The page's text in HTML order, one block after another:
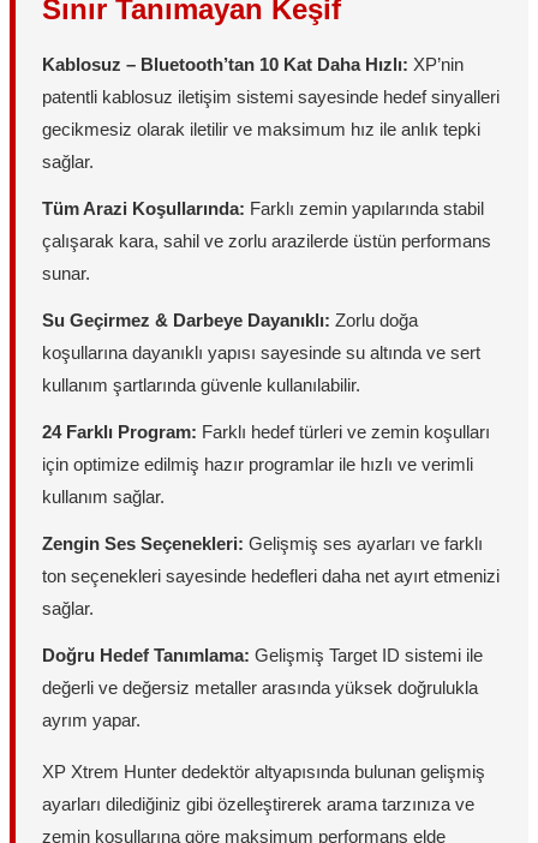
Sınır Tanımayan Keşif
Kablosuz – Bluetooth’tan 10 Kat Daha Hızlı: XP’nin
patentli kablosuz iletişim sistemi sayesinde hedef sinyalleri
gecikmesiz olarak iletilir ve maksimum hız ile anlık tepki
sağlar.
Tüm Arazi Koşullarında: Farklı zemin yapılarında stabil
çalışarak kara, sahil ve zorlu arazilerde üstün performans
sunar.
Su Geçirmez & Darbeye Dayanıklı: Zorlu doğa
koşullarına dayanıklı yapısı sayesinde su altında ve sert
kullanım şartlarında güvenle kullanılabilir.
24 Farklı Program: Farklı hedef türleri ve zemin koşulları
için optimize edilmiş hazır programlar ile hızlı ve verimli
kullanım sağlar.
Zengin Ses Seçenekleri: Gelişmiş ses ayarları ve farklı
ton seçenekleri sayesinde hedefleri daha net ayırt etmenizi
sağlar.
Doğru Hedef Tanımlama: Gelişmiş Target ID sistemi ile
değerli ve değersiz metaller arasında yüksek doğrulukla
ayrım yapar.
XP Xtrem Hunter dedektör altyapısında bulunan gelişmiş
ayarları dilediğiniz gibi özelleştirerek arama tarzınıza ve
zemin koşullarına göre maksimum performans elde